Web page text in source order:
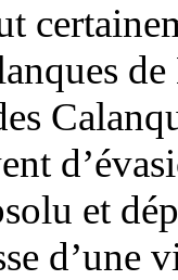
et
d’une